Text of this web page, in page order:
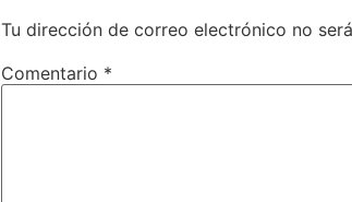
Tu dirección de correo electrónico no
Comentario *